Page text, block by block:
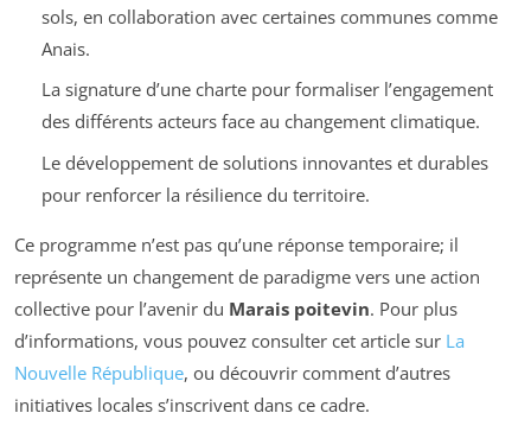
sols, en collaboration avec certaines communes comme
Anais.
La signature d’une charte pour formaliser l’engagement
des différents acteurs face au changement climatique.
Le développement de solutions innovantes et durables
pour renforcer la résilience du territoire.
Ce programme n’est pas qu’une réponse temporaire; il
représente un changement de paradigme vers une action
collective pour l’avenir du Marais poitevin. Pour plus
d’informations, vous pouvez consulter cet article sur La
Nouvelle République, ou découvrir comment d’autres
initiatives locales s’inscrivent dans ce cadre.